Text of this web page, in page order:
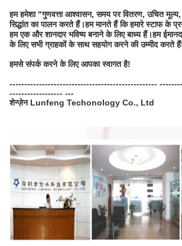
हम हमेशा "गुणवत्ता आश्वासन, समय पर वितरण, उचित
सिद्धांत का पालन करते हैं।हम मानते हैं कि हमारे स्टाफ के
हम एक और शानदार भविष्य बनाने के लिए बाध्य हैं।हम
के लिए सभी ग्राहकों के साथ सहयोग करने की उम्मीद करते
हमसे संपर्क करने के लिए आपका स्वागत है!
--------------------------------------------------
------------------ ---
शेन्ज़ेन Lunfeng Techonology Co., Ltd